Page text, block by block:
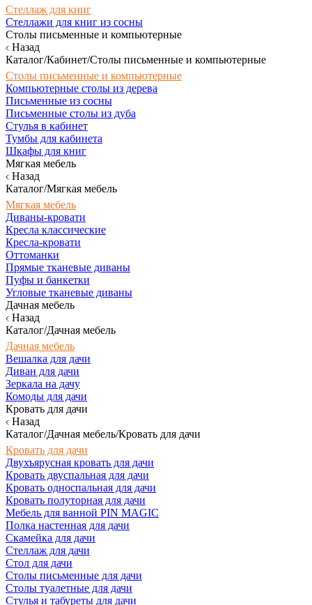
Стеллаж для книг
Стеллажи для книг из сосны
Столы письменные и компьютерные
Назад
Каталог/Кабинет/Столы письменные и компьютерные
Столы письменные и компьютерные
Компьютерные столы из дерева
Письменные из сосны
Письменные столы из дуба
Стулья в кабинет
Тумбы для кабинета
Шкафы для книг
Мягкая мебель
Назад
Каталог/Мягкая мебель
Мягкая мебель
Диваны-кровати
Кресла классические
Кресла-кровати
Оттоманки
Прямые тканевые диваны
Пуфы и банкетки
Угловые тканевые диваны
Дачная мебель
Назад
Каталог/Дачная мебель
Дачная мебель
Вешалка для дачи
Диван для дачи
Зеркала на дачу
Комоды для дачи
Кровать для дачи
Назад
Каталог/Дачная мебель/Кровать для дачи
Кровать для дачи
Двухъярусная кровать для дачи
Кровать двуспальная для дачи
Кровать односпальная для дачи
Кровать полуторная для дачи
Мебель для ванной PIN MAGIC
Полка настенная для дачи
Скамейка для дачи
Стеллаж для дачи
Стол для дачи
Столы письменные для дачи
Столы туалетные для дачи
Стулья и табуреты для дачи